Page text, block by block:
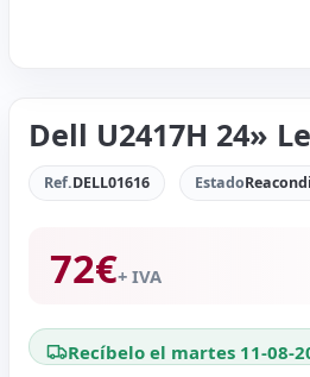
Dell U2417H 24»
Ref.DELL01616 Estado
72€+ IVA
Recíbelo el martes 11-08-